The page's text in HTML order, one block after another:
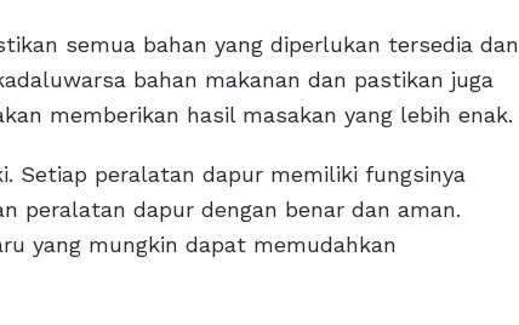
semua bahan yang diperlukan tersedia dan
bahan makanan dan pastikan juga
memberikan hasil masakan yang lebih enak.
Setiap peralatan dapur memiliki fungsinya
peralatan dapur dengan benar dan aman.
yang mungkin dapat memudahkan